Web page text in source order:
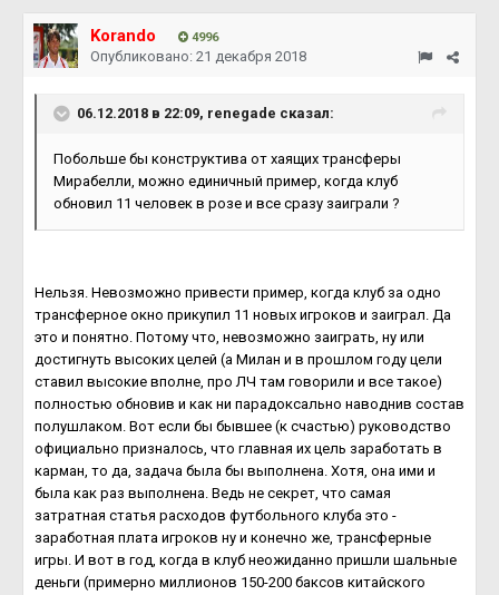
Korando 4996
Опубликовано: 21 декабря 2018
06.12.2018 в 22:09, renegade сказал:
Побольше бы конструктива от хаящих трансферы
Мирабелли, можно единичный пример, когда клуб
обновил 11 человек в розе и все сразу заиграли ?
Нельзя. Невозможно привести пример, когда клуб за одно
трансферное окно прикупил 11 новых игроков и заиграл. Да
это и понятно. Потому что, невозможно заиграть, ну или
достигнуть высоких целей (а Милан и в прошлом году цели
ставил высокие вполне, про ЛЧ там говорили и все такое)
полностью обновив и как ни парадоксально наводнив состав
полушлаком. Вот если бы бывшее (к счастью) руководство
официально призналось, что главная их цель заработать в
карман, то да, задача была бы выполнена. Хотя, она ими и
была как раз выполнена. Ведь не секрет, что самая
затратная статья расходов футбольного клуба это -
заработная плата игроков ну и конечно же, трансферные
игры. И вот в год, когда в клуб неожиданно пришли шальные
деньги (примерно миллионов 150-200 баксов китайского